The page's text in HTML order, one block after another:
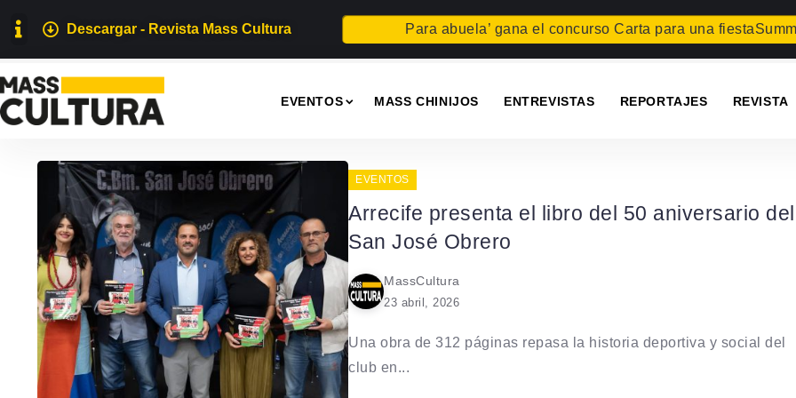
Descargar - Revista Mass Cultura Para abuela’ gana el concurso Carta para una fiesta
EVENTOS MASS CHINIJOS ENTREVISTAS REPORTAJES REVISTA
EVENTOS
Arrecife presenta el libro del 50 aniversario del
San José Obrero
MassCultura
23 abril, 2026
Una obra de 312 páginas repasa la historia deportiva y social del
club en...